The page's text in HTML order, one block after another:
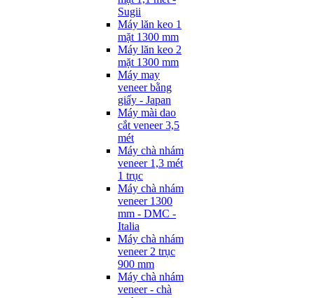
Sugii
Máy lăn keo 1
mặt 1300 mm
Máy lăn keo 2
mặt 1300 mm
Máy may
veneer bằng
giấy - Japan
Máy mài dao
cắt veneer 3,5
mét
Máy chà nhám
veneer 1,3 mét
1 trục
Máy chà nhám
veneer 1300
mm - DMC -
Italia
Máy chà nhám
veneer 2 trục
900 mm
Máy chà nhám
veneer - chà